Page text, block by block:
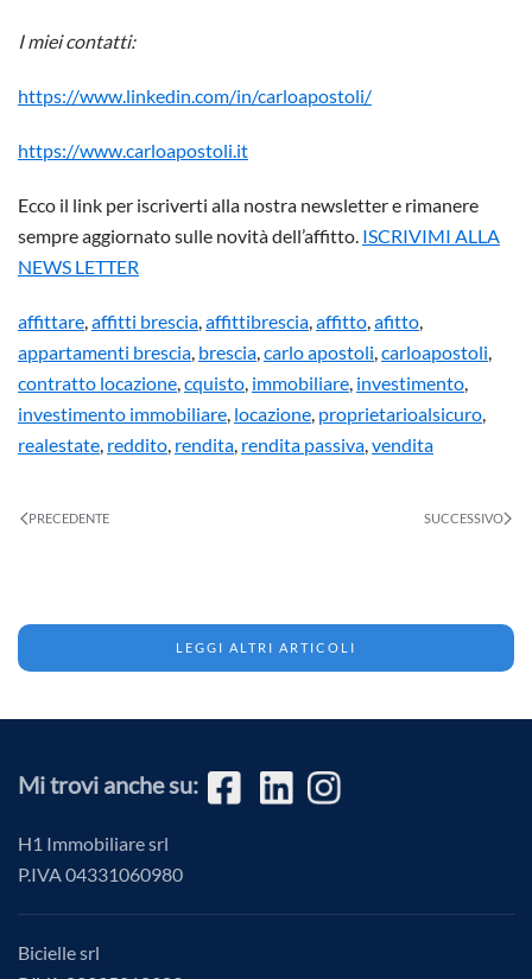
I miei contatti:
https://www.linkedin.com/in/carloapostoli/
https://www.carloapostoli.it
Ecco il link per iscriverti alla nostra newsletter e rimanere
sempre aggiornato sulle novità dell’affitto. ISCRIVIMI ALLA
NEWS LETTER
affittare,affitti brescia,affittibrescia,affitto,afitto,
appartamenti brescia, brescia,carlo apostoli,carloapostoli,
contratto locazione,cquisto, immobiliare, investimento,
investimento immobiliare, locazione, proprietarioalsicuro,
realestate, reddito, rendita, rendita passiva,vendita
PRECEDENTE SUCCESSIVO
LEGGI ALTRI ARTICOLI
Mi trovi anche su:
H1 Immobiliare srl
P.IVA04331060980
Bicielle srl